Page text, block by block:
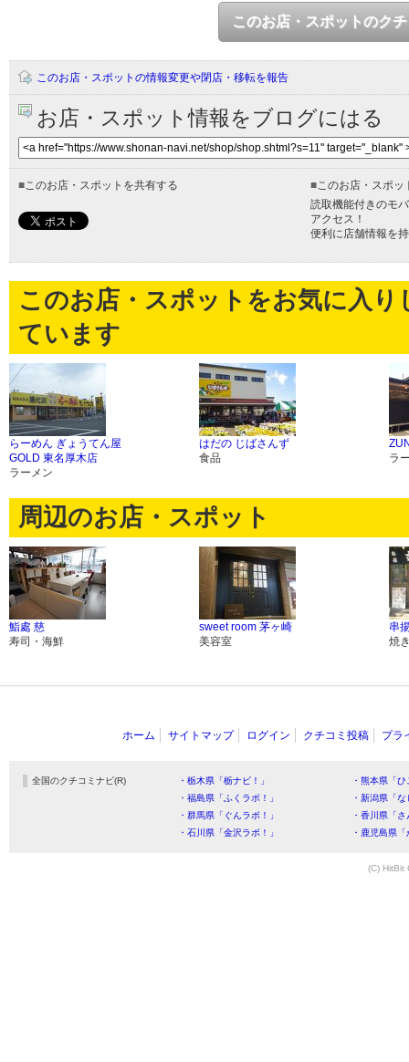
このお店・スポットのク
このお店・スポットの情報変更や閉店・移転を報告
お店・スポット情報をブログにはる
■このお店・スポットを共有する ■このお店・スポッ
読取機能付きのモ
アクセス！
便利に店舗情報を
このお店・スポットをお気に入
ています
らーめん ぎょうてん屋
GOLD 東名厚木店
ラーメン
はだの じばさんず
食品
ラ
周辺のお店・スポット
鮨處 慈
寿司・海鮮
sweet room 茅ヶ崎
美容室
串
焼
ホーム サイトマップ ログイン クチコミ投稿 プラ
全国のクチコミナビ(R) ・栃木県「栃ナビ！」
・熊本県「
・福島県「ふくラボ！」
・新潟県「
・群馬県「ぐんラボ！」
・香川県「
・石川県「金沢ラボ！」
・鹿児島県
(C) HitBit